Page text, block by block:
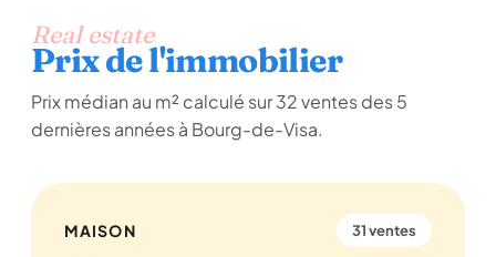
Real estate
Prix de l'immobilier
Prix médian au m² calculé sur 32 ventes des 5
dernières années à Bourg-de-Visa.
MAISON 31 ventes